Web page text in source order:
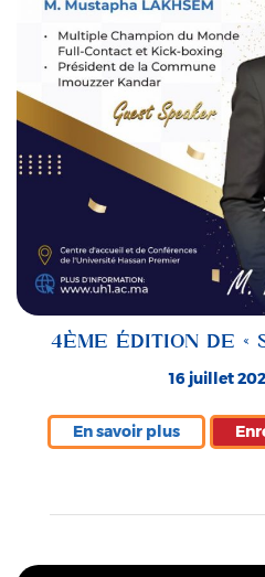
4ÈME ÉDITION DE «
16 juillet
En savoir plus